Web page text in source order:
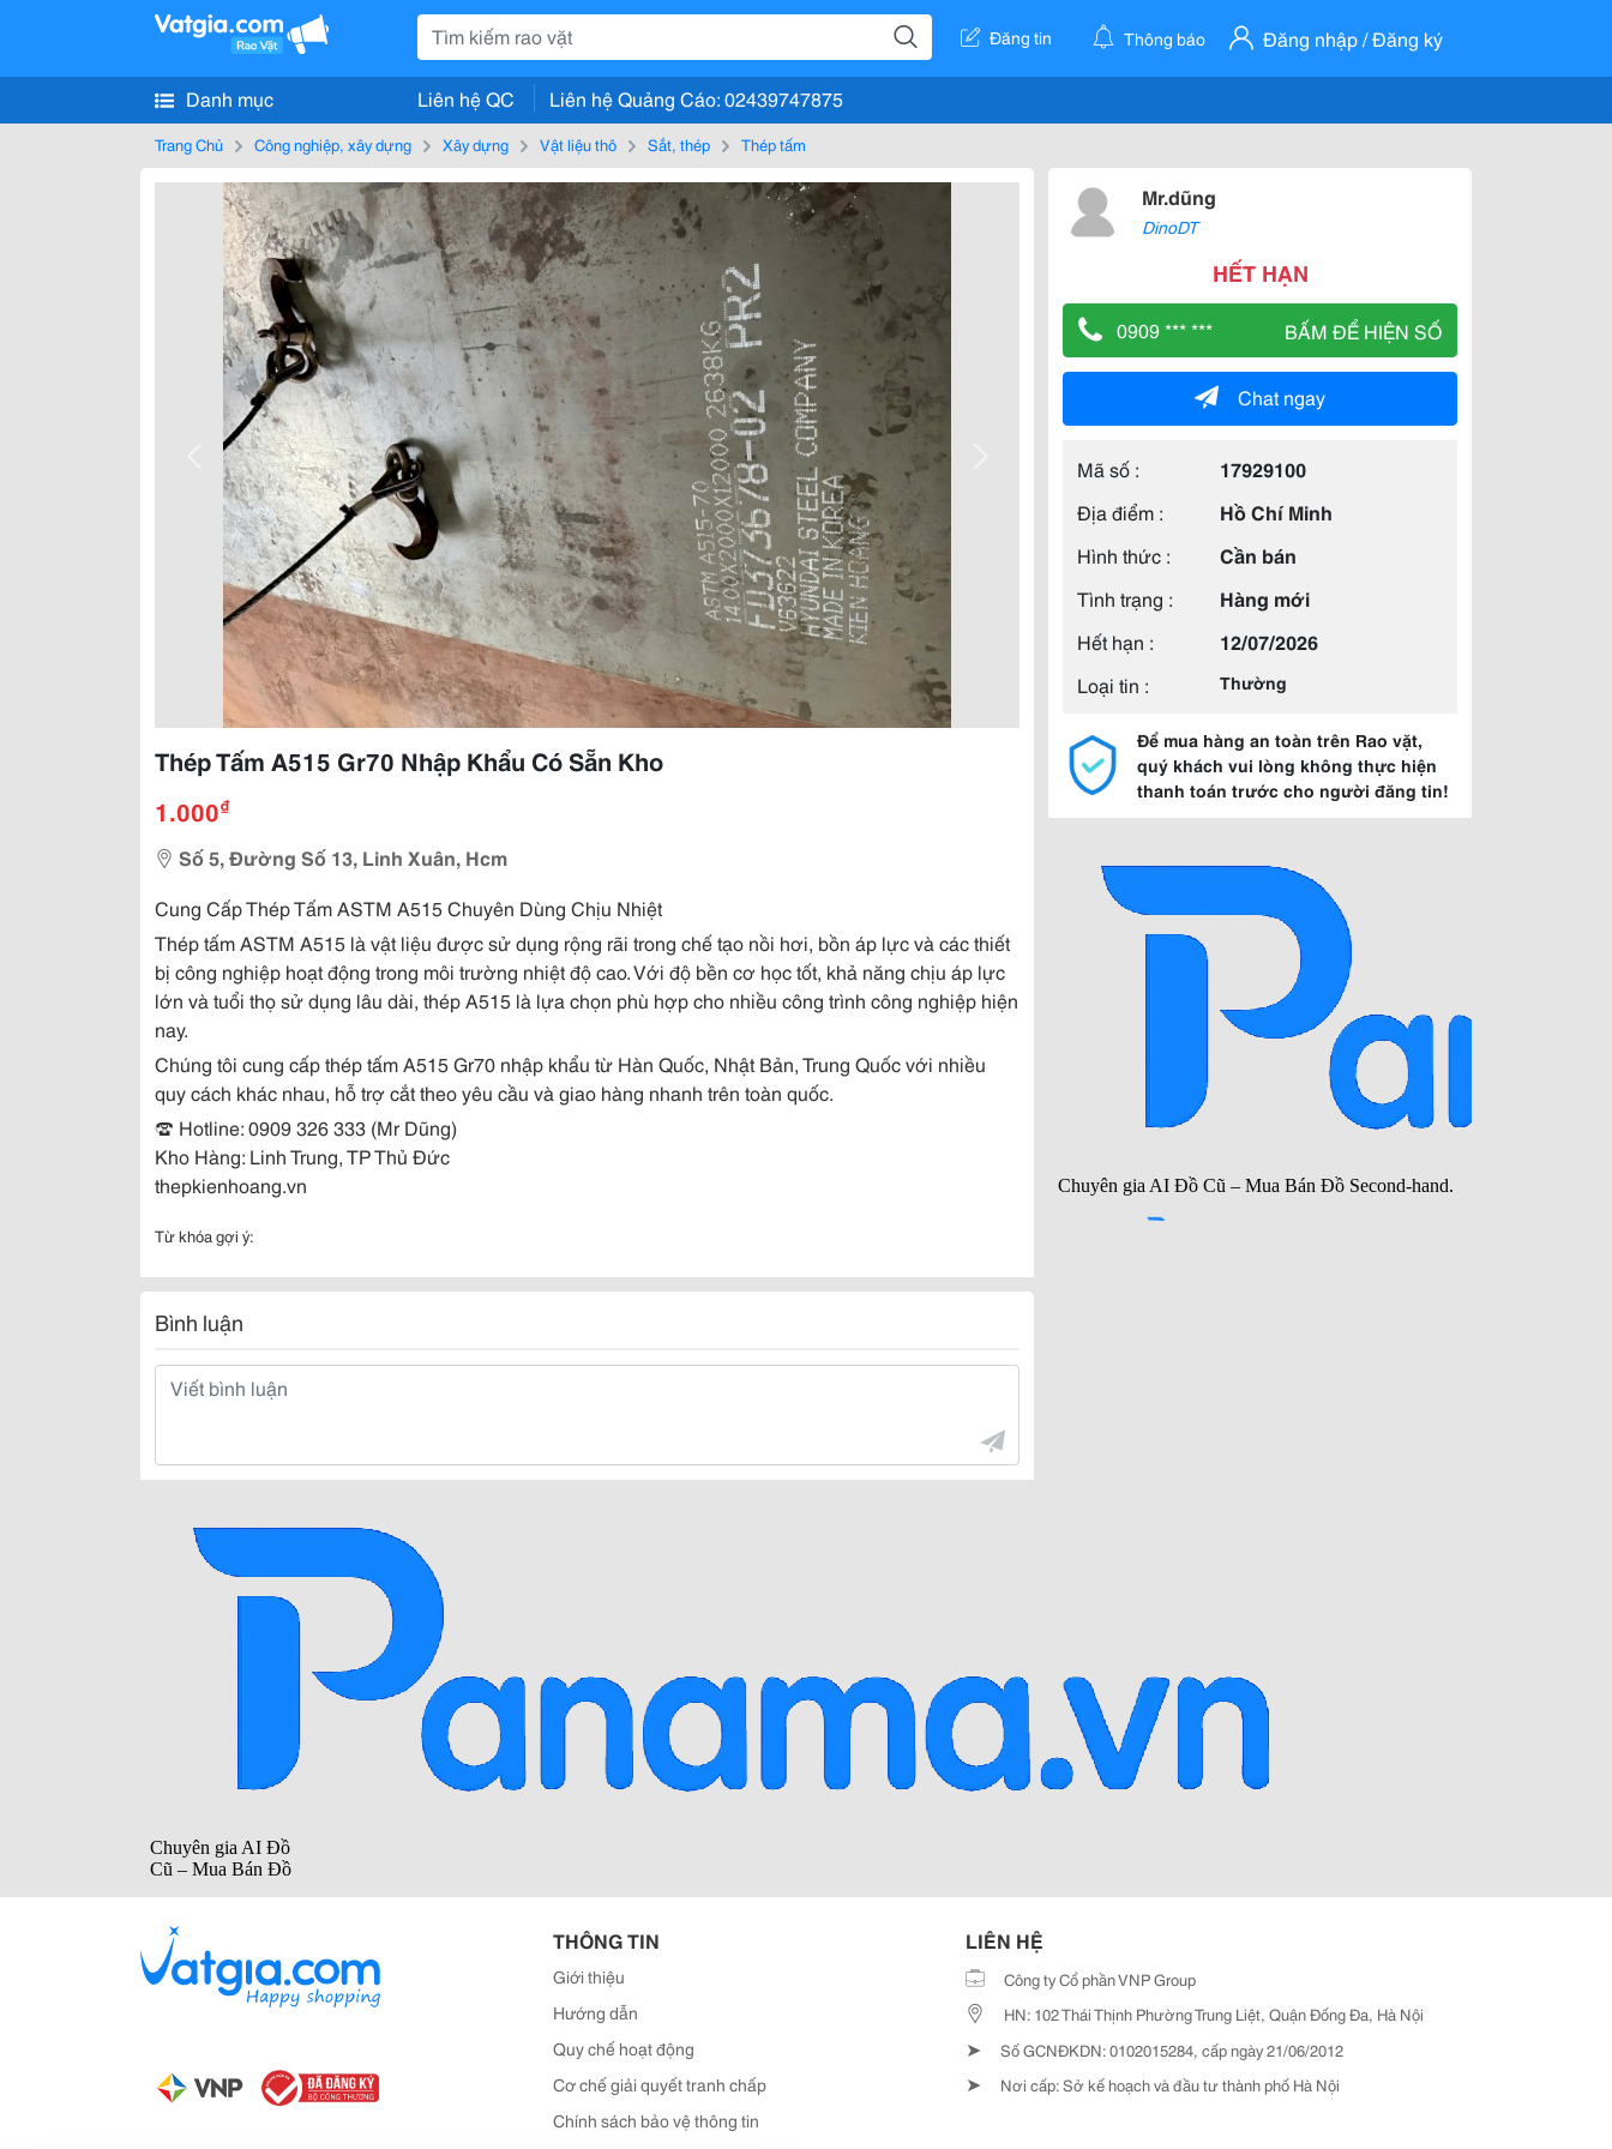
Đăng tin Thông báo Đăng nhập / Đăng ký
Danh mục Liên hệ QC Liên hệ Quảng Cáo: 02439747875
Trang Chủ Công nghiệp, xây dựng Xây dựng Vật liệu thô Sắt, thép Thép tấm
Thép Tấm A515 Gr70 Nhập Khẩu Có Sẵn Kho
1.000₫
Số 5, Đường Số 13, Linh Xuân, Hcm
Cung Cấp Thép Tấm ASTM A515 Chuyên Dùng Chịu Nhiệt
Thép tấm ASTM A515 là vật liệu được sử dụng rộng rãi trong chế tạo nồi hơi, bồn áp lực và các thiết
bị công nghiệp hoạt động trong môi trường nhiệt độ cao. Với độ bền cơ học tốt, khả năng chịu áp lực
lớn và tuổi thọ sử dụng lâu dài, thép A515 là lựa chọn phù hợp cho nhiều công trình công nghiệp hiện
nay.
Chúng tôi cung cấp thép tấm A515 Gr70 nhập khẩu từ Hàn Quốc, Nhật Bản, Trung Quốc với nhiều
quy cách khác nhau, hỗ trợ cắt theo yêu cầu và giao hàng nhanh trên toàn quốc.
☎ Hotline: 0909 326 333 (Mr Dũng)
Kho Hàng: Linh Trung, TP Thủ Đức
thepkienhoang.vn
Từ khóa gợi ý:
Bình luận
Mr.dũng
DinoDT
HẾT HẠN
0909 *** *** BẤM ĐỂ HIỆN SỐ
Chat ngay
Mã số :
17929100
Địa điểm :
Hồ Chí Minh
Hình thức :
Cần bán
Tình trạng :
Hàng mới
Hết hạn :
12/07/2026
Loại tin :
Thường
Để mua hàng an toàn trên Rao vặt,
quý khách vui lòng không thực hiện
thanh toán trước cho người đăng tin!
THÔNG TIN
Giới thiệu
Hướng dẫn
Quy chế hoạt động
Cơ chế giải quyết tranh chấp
Chính sách bảo vệ thông tin
LIÊN HỆ
Công ty Cổ phần VNP Group
HN: 102 Thái Thịnh Phường Trung Liệt, Quận Đống Đa, Hà Nội
➤ Số GCNĐKDN: 0102015284, cấp ngày 21/06/2012
➤ Nơi cấp: Sở kế hoạch và đầu tư thành phố Hà Nội